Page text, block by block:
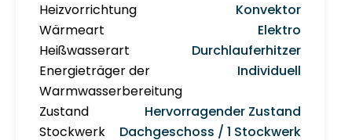
Heizvorrichtung
Konvektor
Wärmeart
Elektro
Heißwasserart
Durchlauferhitzer
Energieträger der
Warmwasserbereitung
Individuell
Zustand
Hervorragender Zustand
Stockwerk
Dachgeschoss / 1 Stockwerk